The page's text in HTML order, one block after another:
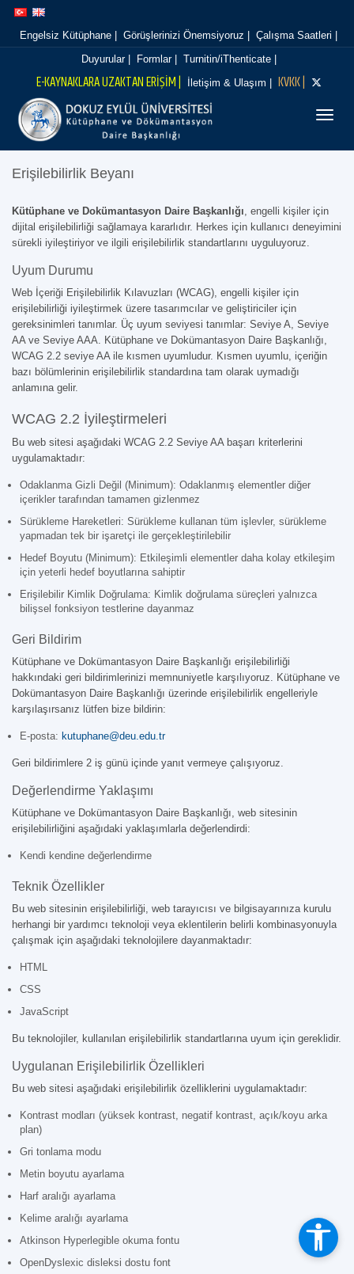
İçeriğe
Navigasyona
Engelsiz Kütüphane |
Görüşlerinizi Önemsiyoruz |
Çalışma Saatleri |
Duyurular |
Formlar | Turnitin/iThenticate |
E-KAYNAKLARA UZAKTAN ERİŞİM | İletişim & Ulaşım | KVKK |
Erişilebilirlik Beyanı
Kütüphane ve Dokümantasyon Daire Başkanlığı , engelli kişiler için
dijital erişilebilirliği sağlamaya kararlıdır. Herkes için kullanıcı deneyimini
sürekli iyileştiriyor ve ilgili erişilebilirlik standartlarını uyguluyoruz.
Uyum Durumu
Web İçeriği Erişilebilirlik Kılavuzları (WCAG), engelli kişiler için
erişilebilirliği iyileştirmek üzere tasarımcılar ve geliştiriciler için
gereksinimleri tanımlar. Üç uyum seviyesi tanımlar: Seviye A, Seviye
AA ve Seviye AAA. Kütüphane ve Dokümantasyon Daire Başkanlığı,
WCAG 2.2 seviye AA ile kısmen uyumludur. Kısmen uyumlu, içeriğin
bazı bölümlerinin erişilebilirlik standardına tam olarak uymadığı
anlamına gelir.
WCAG 2.2 İyileştirmeleri
Bu web sitesi aşağıdaki WCAG 2.2 Seviye AA başarı kriterlerini
uygulamaktadır:
Odaklanma Gizli Değil (Minimum): Odaklanmış elementler diğer
içerikler tarafından tamamen gizlenmez
Sürükleme Hareketleri: Sürükleme kullanan tüm işlevler, sürükleme
yapmadan tek bir işaretçi ile gerçekleştirilebilir
Hedef Boyutu (Minimum): Etkileşimli elementler daha kolay etkileşim
için yeterli hedef boyutlarına sahiptir
Erişilebilir Kimlik Doğrulama: Kimlik doğrulama süreçleri yalnızca
bilişsel fonksiyon testlerine dayanmaz
Geri Bildirim
Kütüphane ve Dokümantasyon Daire Başkanlığı erişilebilirliği
hakkındaki geri bildirimlerinizi memnuniyetle karşılıyoruz. Kütüphane ve
Dokümantasyon Daire Başkanlığı üzerinde erişilebilirlik engelleriyle
karşılaşırsanız lütfen bize bildirin:
E-posta: kutuphane@deu.edu.tr
Geri bildirimlere 2 iş günü içinde yanıt vermeye çalışıyoruz.
Değerlendirme Yaklaşımı
Kütüphane ve Dokümantasyon Daire Başkanlığı, web sitesinin
erişilebilirliğini aşağıdaki yaklaşımlarla değerlendirdi:
Kendi kendine değerlendirme
Teknik Özellikler
Bu web sitesinin erişilebilirliği, web tarayıcısı ve bilgisayarınıza kurulu
herhangi bir yardımcı teknoloji veya eklentilerin belirli kombinasyonuyla
çalışmak için aşağıdaki teknolojilere dayanmaktadır:
HTML
CSS
JavaScript
Bu teknolojiler, kullanılan erişilebilirlik standartlarına uyum için gereklidir.
Uygulanan Erişilebilirlik Özellikleri
Bu web sitesi aşağıdaki erişilebilirlik özelliklerini uygulamaktadır:
Kontrast modları (yüksek kontrast, negatif kontrast, açık/koyu arka
plan)
Gri tonlama modu
Metin boyutu ayarlama
Harf aralığı ayarlama
Kelime aralığı ayarlama
Atkinson Hyperlegible okuma fontu
OpenDyslexic disleksi dostu font